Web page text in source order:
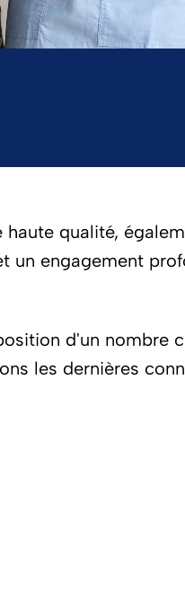
qualité,
un engagement
d'un nombre
les dernières